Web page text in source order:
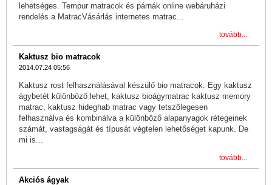
lehetséges. Tempur matracok és párnák online webáruházi
rendelés a MatracVásárlás internetes matrac...
tovább...
Kaktusz bio matracok
2014.07.24 05:56
Kaktusz rost felhasználásával készülő bio matracok. Egy kaktusz
ágybetét különböző lehet, kaktusz bioágymatrac kaktusz memory
matrac, kaktusz hideghab matrac vagy tetszőlegesen
felhasználva és kombinálva a különböző alapanyagok rétegeinek
számát, vastagságát és típusát végtelen lehetőséget kapunk. De
mi is...
tovább...
Akciós ágyak